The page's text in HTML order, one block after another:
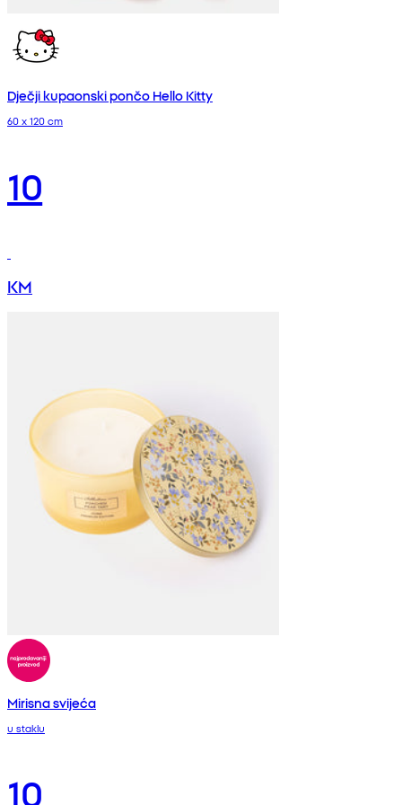
Dječji kupaonski pončo Hello Kitty
60 x 120 cm
10
KM
Mirisna svijeća
u staklu
10